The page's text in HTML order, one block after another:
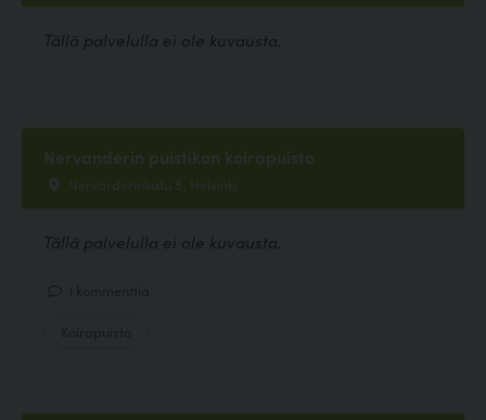
Tällä palvelulla ei ole kuvausta.
Nervanderin puistikon koirapuisto
Nervarderinkatu 8, Helsinki
Tällä palvelulla ei ole kuvausta.